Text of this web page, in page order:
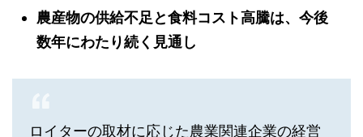
農産物の供給不足と食料コスト高騰は、今後
数年にわたり続く見通し
ロイターの取材に応じた農業関連企業の経営